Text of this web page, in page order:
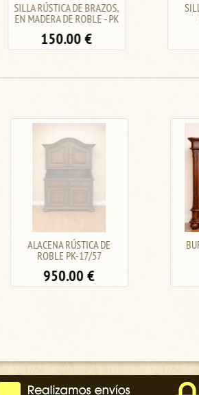
SILLA RÚSTICA DE BRAZOS,
EN MADERA DE ROBLE - PK
150.00€
SILLA
ALACENA RÚSTICA DE
ROBLE PK-17/57
950.00€